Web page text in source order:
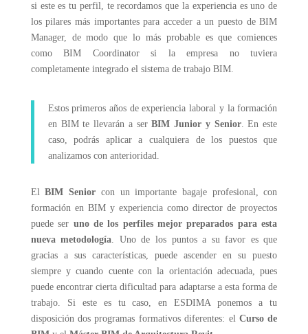
si este es tu perfil, te recordamos que la experiencia es uno de
los pilares más importantes para acceder a un puesto de BIM
Manager, de modo que lo más probable es que comiences
como BIM Coordinator si la empresa no tuviera
completamente integrado el sistema de trabajo BIM.
Estos primeros años de experiencia laboral y la formación
en BIM te llevarán a serBIM Junior y Senior. En este
caso, podrás aplicar a cualquiera de los puestos que
analizamos con anterioridad.
ElBIM Senior con un importante bagaje profesional, con
formación en BIM y experiencia como director de proyectos
puede ser uno de los perfiles mejor preparados para esta
nueva metodología. Uno de los puntos a su favor es que
gracias a sus características, puede ascender en su puesto
siempre y cuando cuente con la orientación adecuada, pues
puede encontrar cierta dificultad para adaptarse a esta forma de
trabajo. Si este es tu caso, en ESDIMA ponemos a tu
disposición dos programas formativos diferentes: el Curso de